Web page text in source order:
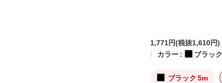
1,771円(税抜1,610円)
カラー :
ブラック
ブラック 5m